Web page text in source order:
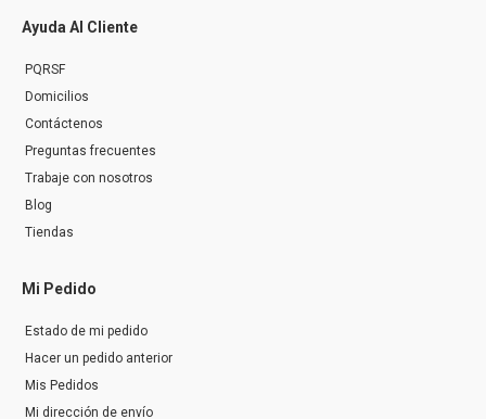
Ayuda Al Cliente
PQRSF
Domicilios
Contáctenos
Preguntas frecuentes
Trabaje con nosotros
Blog
Tiendas
Mi Pedido
Estado de mi pedido
Hacer un pedido anterior
Mis Pedidos
Mi dirección de envío